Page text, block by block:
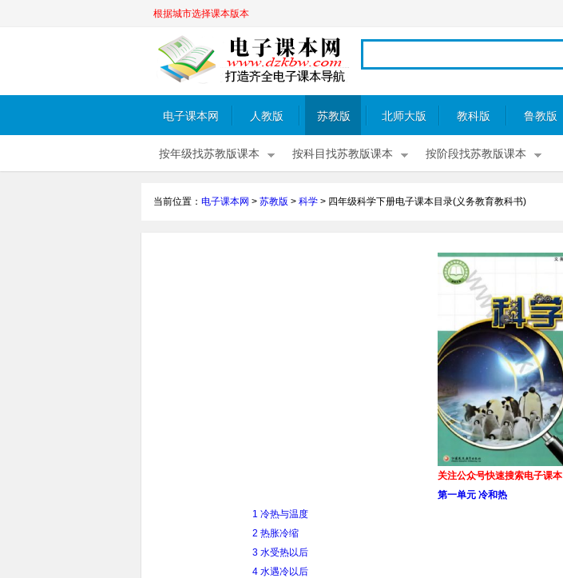
根据城市选择课本版本
电子课本网 人教版 苏教版 北师大版 教科版 鲁教版
按年级找苏教版课本 按科目找苏教版课本 按阶段找苏教版课本
当前位置： 电子课本网 > 苏教版 > 科学 > 四年级科学下册电子课本目录(义务教育教科书)
关注公众号快速搜索电子课本
第一单元 冷和热
1 冷热与温度
2 热胀冷缩
3 水受热以后
4 水遇冷以后